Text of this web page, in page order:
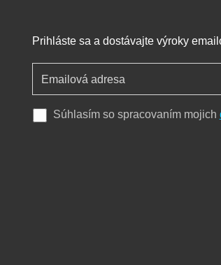
Prihláste sa a dostávajte výroky
Súhlasím so spracovaním mojich